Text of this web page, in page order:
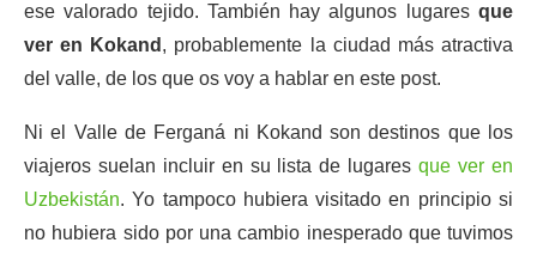
ese valorado tejido. También hay algunos lugares que
ver en Kokand , probablemente la ciudad más atractiva
del valle, de los que os voy a hablar en este post.
Ni el Valle de Ferganá ni Kokand son destinos que los
viajeros suelan incluir en su lista de lugaresque ver en
Uzbekistán. Yo tampoco hubiera visitado en principio si
no hubiera sido por una cambio inesperado que tuvimos